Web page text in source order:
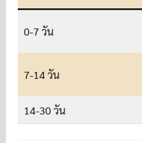
0-7 วัน
7-14 วัน
14-30 วัน